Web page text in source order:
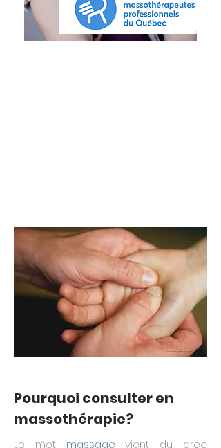
Pourquoi consulter en
massothérapie?
Le mot massage vient du grec